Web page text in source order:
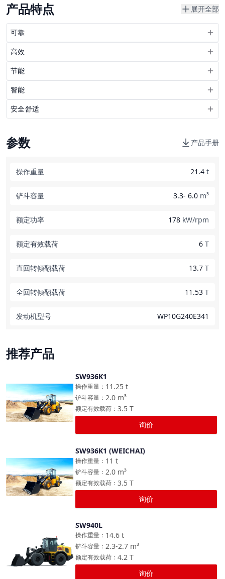
产品特点 展开全部
可靠
高效
节能
智能
安全舒适
参数 产品手册
操作重量 21.4 t
铲斗容量 3.3- 6.0 m³
额定功率 178 kW/rpm
额定有效载荷 6 T
直回转倾翻载荷 13.7 T
全回转倾翻载荷 11.53 T
发动机型号 WP10G240E341
推荐产品
SW936K1
11.25 t
操作重量 ：
2.0 m³
铲斗容量 ：
3.5 T
额定有效载荷 ：
询价
SW936K1 (WEICHAI)
11 t
操作重量 ：
2.0 m³
铲斗容量 ：
3.5 T
额定有效载荷 ：
询价
SW940L
14.6 t
操作重量 ：
2.3-2.7 m³
铲斗容量 ：
4.2 T
额定有效载荷 ：
询价